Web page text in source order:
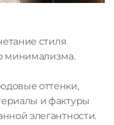
стиля
минимализма.
оттенки,
и фактуры
элегантности.